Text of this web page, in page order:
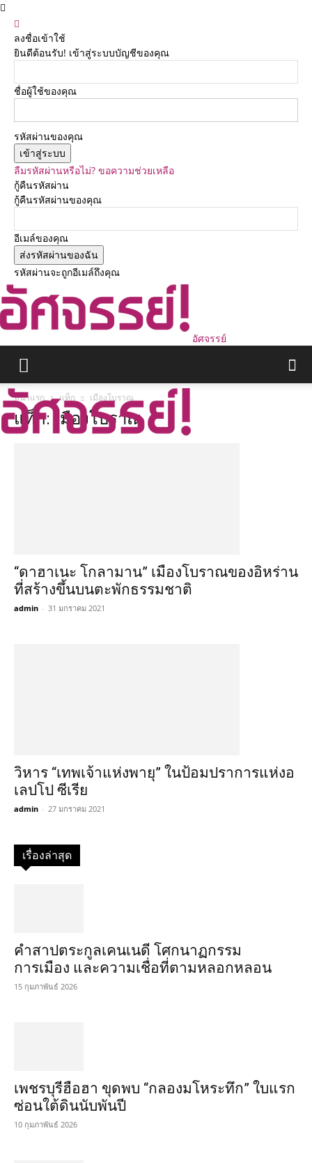
ลงชื่อเข้าใช้
ยินดีต้อนรับ! เข้าสู่ระบบบัญชีของคุณ
ชื่อผู้ใช้ของคุณ
รหัสผ่านของคุณ
ลืมรหัสผ่านหรือไม่? ขอความช่วยเหลือ
กู้คืนรหัสผ่าน
กู้คืนรหัสผ่านของคุณ
อีเมล์ของคุณ
รหัสผ่านจะถูกอีเมล์ถึงคุณ
อัศจรรย์
หน้าแรก แท็ก เมืองโบราณ
แท็ก: เมืองโบราณ
“ดาฮาเนะ โกลามาน” เมืองโบราณของอิหร่าน
ที่สร้างขึ้นบนตะพักธรรมชาติ
admin - 31 มกราคม 2021
วิหาร “เทพเจ้าแห่งพายุ” ในป้อมปราการแห่งอ
เลปโป ซีเรีย
admin - 27 มกราคม 2021
เรื่องล่าสุด
คำสาปตระกูลเคนเนดี โศกนาฏกรรม
การเมือง และความเชื่อที่ตามหลอกหลอน
15 กุมภาพันธ์ 2026
เพชรบุรีฮือฮา ขุดพบ “กลองมโหระทึก” ใบแรก
ซ่อนใต้ดินนับพันปี
10 กุมภาพันธ์ 2026